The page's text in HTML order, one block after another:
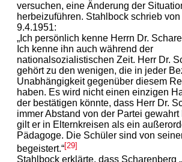
versuchen, eine Änderung der
herbeizuführen. Stahlbock schrieb
9.4.1951:
„Ich persönlich kenne Herrn Dr.
Ich kenne ihn auch während der
nationalsozialistischen Zeit. Herr Dr.
gehört zu den wenigen, die in jeder
Unabhängigkeit gegenüber diesem
haben. Es wird nicht einen einzigen
der bestätigen könnte, dass Herr Dr.
immer Abstand von der Partei gewahrt
gilt er in Elternkreisen als ein
Pädagoge. Die Schüler sind von
begeistert.“[29]
Stahlbock erklärte, dass Scharenberg